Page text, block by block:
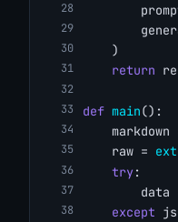
    )
return
def main():
markdown
    raw =
try:
data
except